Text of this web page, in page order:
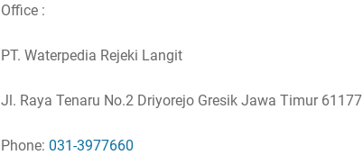
Office :
PT. Waterpedia Rejeki Langit
Jl. Raya Tenaru No.2 Driyorejo Gresik Jawa Timur 61177
Phone: 031-3977660